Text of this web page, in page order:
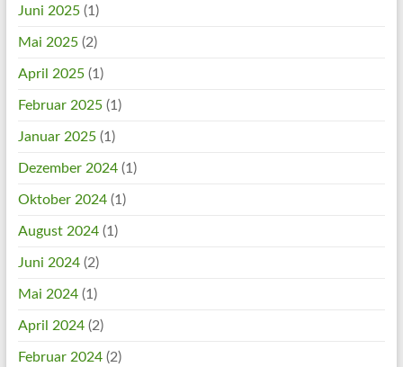
Juni 2025(1)
Mai 2025(2)
April 2025(1)
Februar 2025(1)
Januar 2025(1)
Dezember 2024(1)
Oktober 2024(1)
August 2024(1)
Juni 2024(2)
Mai 2024(1)
April 2024(2)
Februar 2024(2)